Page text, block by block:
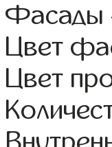
Цвет
Цвет